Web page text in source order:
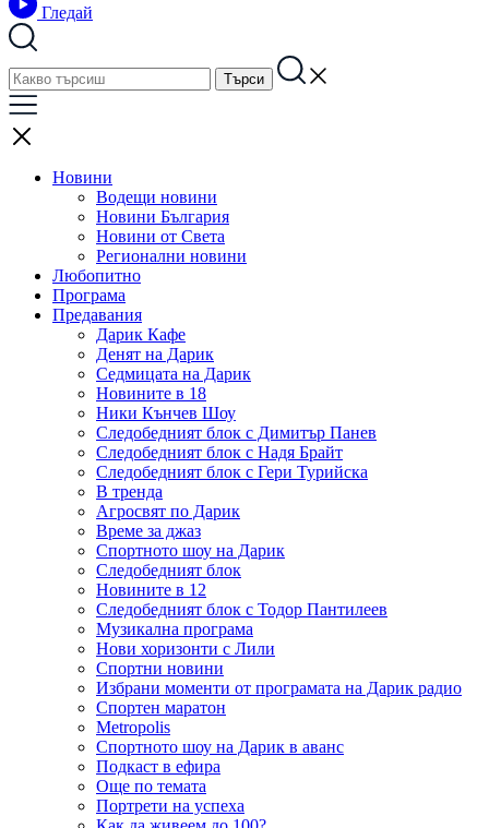
Гледай
Новини
Водещи новини
Новини България
Новини от Света
Регионални новини
Любопитно
Програма
Предавания
Дарик Кафе
Денят на Дарик
Седмицата на Дарик
Новините в 18
Ники Кънчев Шоу
Следобедният блок с Димитър Панев
Следобедният блок с Надя Брайт
Следобедният блок с Гери Турийска
В тренда
Агросвят по Дарик
Време за джаз
Спортното шоу на Дарик
Следобедният блок
Новините в 12
Следобедният блок с Тодор Пантилеев
Музикална програма
Нови хоризонти с Лили
Спортни новини
Избрани моменти от програмата на Дарик радио
Спортен маратон
Metropolis
Спортното шоу на Дарик в аванс
Подкаст в ефира
Още по темата
Портрети на успеха